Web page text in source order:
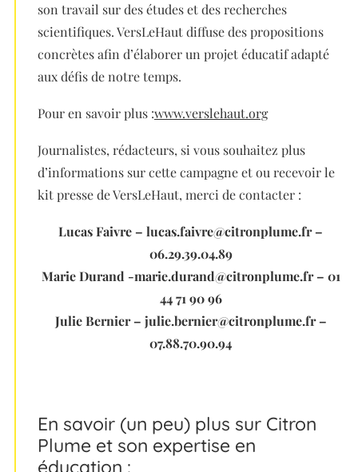
son travail sur des études et des recherches
scientifiques. VersLeHaut diffuse des propositions
concrètes afin d’élaborer un projet éducatif adapté
aux défis de notre temps.
Pour en savoir plus :www.verslehaut.org
Journalistes, rédacteurs, si vous souhaitez plus
d’informations sur cette campagne et ou recevoir le
kit presse de VersLeHaut, merci de contacter :
Lucas Faivre – lucas.faivre@citronplume.fr –
06.29.39.04.89
Marie Durand -marie.durand@citronplume.fr – 01
44 71 90 96
Julie Bernier – julie.bernier@citronplume.fr –
07.88.70.90.94
En savoir (un peu) plus sur Citron
Plume et son expertise en
éducation :